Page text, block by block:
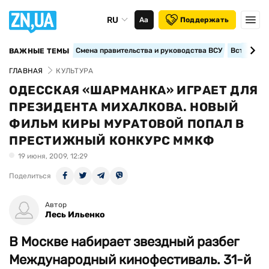
RU Аа Поддержать
ВАЖНЫЕ ТЕМЫ Смена правительства и руководства ВСУ
ГЛАВНАЯ КУЛЬТУРА
ОДЕССКАЯ «ШАРМАНКА» ИГРАЕТ ДЛЯ
ПРЕЗИДЕНТА МИХАЛКОВА. НОВЫЙ
ФИЛЬМ КИРЫ МУРАТОВОЙ ПОПАЛ В
ПРЕСТИЖНЫЙ КОНКУРС ММКФ
19 июня, 2009, 12:29
Поделиться
Автор
Лесь Ильенко
В Москве набирает звездный разбег
Международный кинофестиваль. 31-й